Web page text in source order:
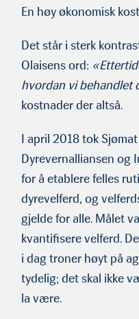
En høy økonomisk
Det står i sterk
Olaisens ord:
hvordan vi behandlet
kostnader der altså.
I april 2018 tok
Dyrevernalliansen og
for å etablere felles
dyrevelferd, og
gjelde for alle. Målet
kvantifisere velferd.
i dag troner høyt på
tydelig; det skal ikke
la være.